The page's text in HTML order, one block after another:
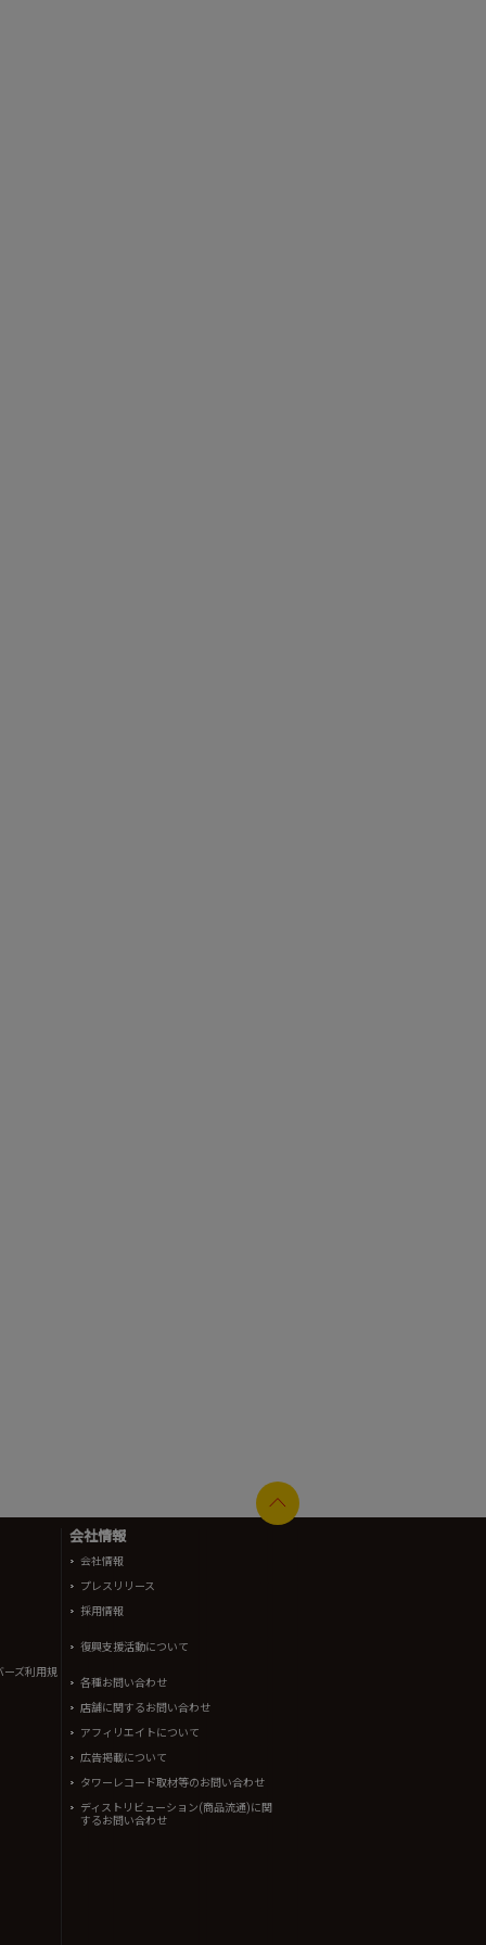
ーズ利用規
会社情報
会社情報
プレスリリース
採用情報
復興支援活動について
各種お問い合わせ
店舗に関するお問い合わせ
アフィリエイトについて
広告掲載について
タワーレコード取材等のお問い合わせ
ディストリビューション(商品流通)に関
するお問い合わせ